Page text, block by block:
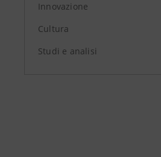
Innovazione
Cultura
Studi e analisi